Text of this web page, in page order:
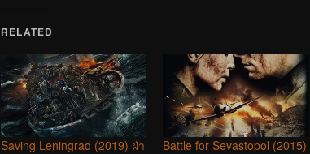
RELATED
Saving Leningrad (2019) ฝ่า
Battle for Sevastopol (2015)